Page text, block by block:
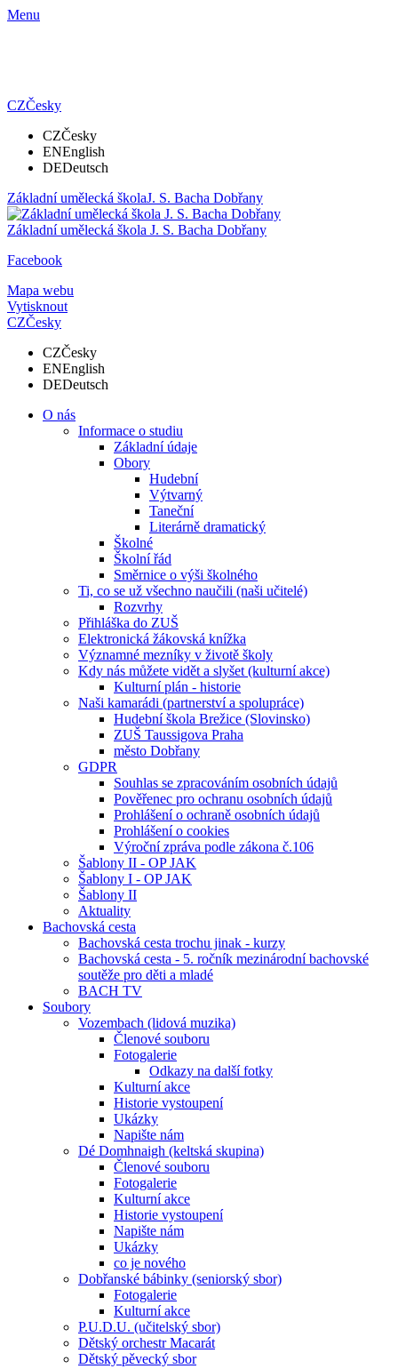
Menu
CZČesky
CZČesky
ENEnglish
DEDeutsch
Základní umělecká školaJ. S. Bacha Dobřany
Základní umělecká škola J. S. Bacha Dobřany
Facebook
Mapa webu
Vytisknout
CZČesky
CZČesky
ENEnglish
DEDeutsch
O nás
Informace o studiu
Základní údaje
Obory
Hudební
Výtvarný
Taneční
Literárně dramatický
Školné
Školní řád
Směrnice o výši školného
Ti, co se už všechno naučili (naši učitelé)
Rozvrhy
Přihláška do ZUŠ
Elektronická žákovská knížka
Významné mezníky v životě školy
Kdy nás můžete vidět a slyšet (kulturní akce)
Kulturní plán - historie
Naši kamarádi (partnerství a spolupráce)
Hudební škola Brežice (Slovinsko)
ZUŠ Taussigova Praha
město Dobřany
GDPR
Souhlas se zpracováním osobních údajů
Pověřenec pro ochranu osobních údajů
Prohlášení o ochraně osobních údajů
Prohlášení o cookies
Výroční zpráva podle zákona č.106
Šablony II - OP JAK
Šablony I - OP JAK
Šablony II
Aktuality
Bachovská cesta
Bachovská cesta trochu jinak - kurzy
Bachovská cesta - 5. ročník mezinárodní bachovské
soutěže pro děti a mladé
BACH TV
Soubory
Vozembach (lidová muzika)
Členové souboru
Fotogalerie
Odkazy na další fotky
Kulturní akce
Historie vystoupení
Ukázky
Napište nám
Dé Domhnaigh (keltská skupina)
Členové souboru
Fotogalerie
Kulturní akce
Historie vystoupení
Napište nám
Ukázky
co je nového
Dobřanské bábinky (seniorský sbor)
Fotogalerie
Kulturní akce
P.U.D.U. (učitelský sbor)
Dětský orchestr Macarát
Dětský pěvecký sbor